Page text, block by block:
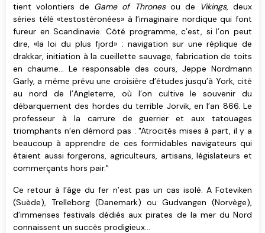
tient volontiers de Game of Thronesou de Vikings, deux
séries télé «testostéronées» à l’imaginaire nordique qui font
fureur en Scandinavie. Côté programme, c’est, si l’on peut
dire, «la loi du plus fjord» : navigation sur une réplique de
drakkar, initiation à la cueillette sauvage, fabrication de toits
en chaume… Le responsable des cours, Jeppe Nordmann
Garly, a même prévu une croisière d’études jusqu’à York, cité
au nord de l’Angleterre, où l’on cultive le souvenir du
débarquement des hordes du terrible Jorvik, en l’an 866. Le
professeur à la carrure de guerrier et aux tatouages
triomphants n’en démord pas : "Atrocités mises à part, il y a
beaucoup à apprendre de ces formidables navigateurs qui
étaient aussi forgerons, agriculteurs, artisans, législateurs et
commerçants hors pair."
Ce retour à l’âge du fer n’est pas un cas isolé. A Foteviken
(Suède), Trelleborg (Danemark) ou Gudvangen (Norvège),
d’immenses festivals dédiés aux pirates de la mer du Nord
connaissent un succès prodigieux...